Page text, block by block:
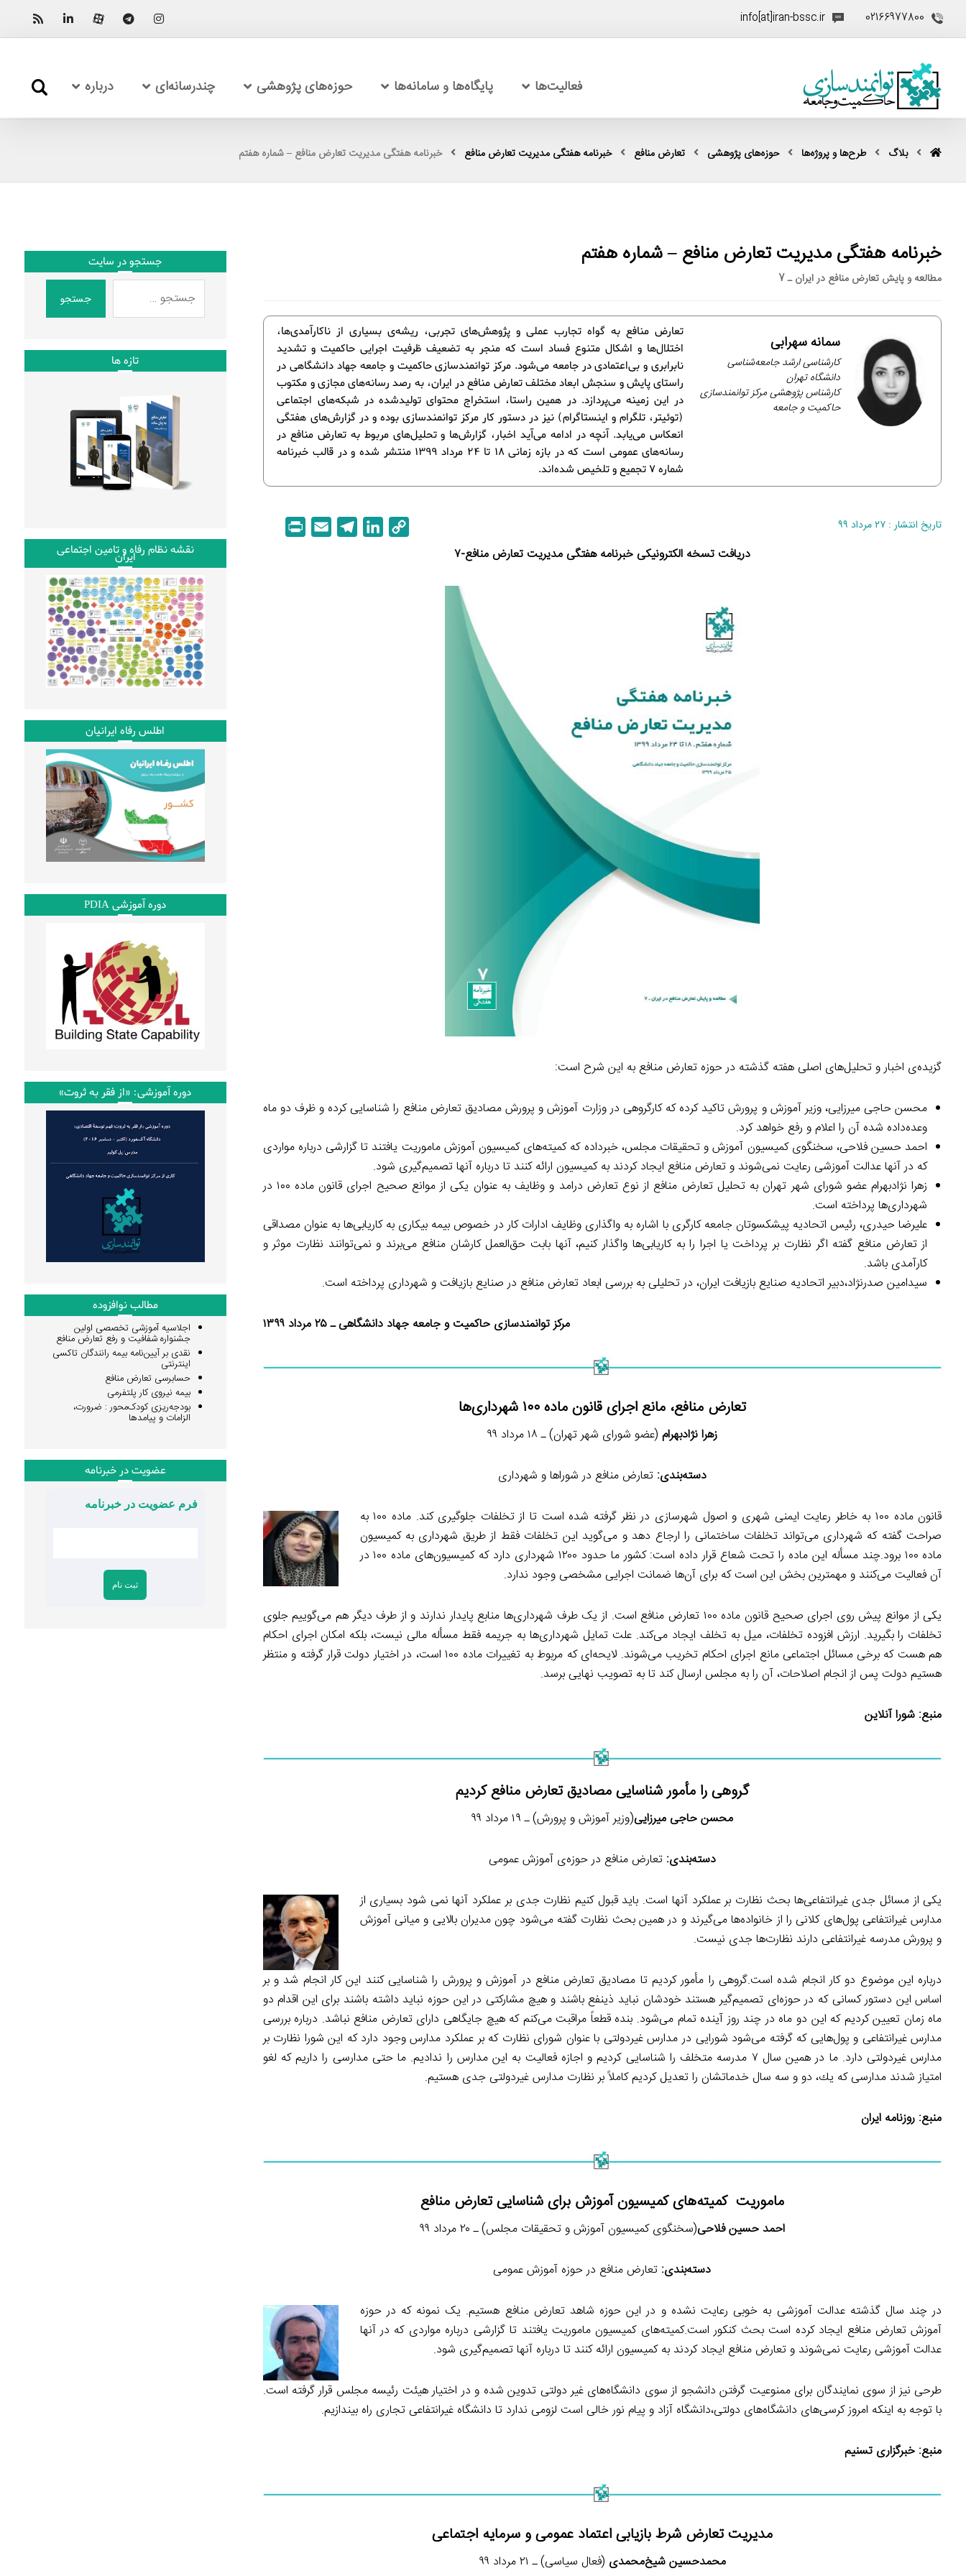
02166977800
info[at]iran-bssc.ir
فعالیت‌ها پایگاه‌ها و سامانه‌ها حوزه‌های پژوهشی چندرسانه‌ای درباره
بلاگ طرح‌ها و پروژه‌ها حوزه‌های پژوهشی تعارض منافع خبرنامه هفتگی مدیریت تعارض منافع خبرنامه هفتگی مدیریت تعارض منافع – شماره هفتم
خبرنامه هفتگی مدیریت تعارض منافع – شماره هفتم
مطالعه و پایش تعارض منافع در ایران ـ 7
تعارض منافع به گواه تجارب عملی و پژوهش‌های تجربی، ریشه‌ی بسیاری از ناکارآمدی‌ها،
اختلال‌ها و اشکال متنوع فساد است که منجر به تضعیف ظرفیت اجرایی حاکمیت و تشدید
نابرابری و بی‌اعتمادی در جامعه می‌شود. مرکز توانمندسازی حاکمیت و جامعه جهاد دانشگاهی در
راستای پایش و سنجش ابعاد مختلف تعارض منافع در ایران، به رصد رسانه‌های مجازی و مکتوب
در این زمینه می‌پردازد. در همین راستا، استخراج محتوای تولیدشده در شبکه‌های اجتماعی
(توئیتر، تلگرام و اینستاگرام) نیز در دستور کار مرکز توانمندسازی بوده و در گزارش‌های هفتگی
انعکاس می‌یابد. آنچه در ادامه می‌آید اخبار، گزارش‌ها و تحلیل‌های مربوط به تعارض منافع در
رسانه‌های عمومی است که در بازه زمانی 18 تا 24 مرداد 1399 منتشر شده و در قالب خبرنامه
شماره 7 تجمیع و تلخیص شده‌اند.
سمانه سهرابی
کارشناسی ارشد جامعه‌شناسی
دانشگاه تهران
کارشناس پژوهشی مرکز توانمندسازی
حاکمیت و جامعه
تاریخ انتشار : ۲۷ مرداد ۹۹
دریافت تسخه الکترونیکی خبرنامه هفتگی مدیریت تعارض منافع-۷
گزیده‌ی اخبار و تحلیل‌های اصلی هفته گذشته در حوزه تعارض منافع به این شرح است:
محسن حاجی میرزایی، وزیر آموزش و پرورش تاکید کرده که کارگروهی در وزارت آموزش و پرورش مصادیق تعارض منافع را شناسایی کرده و ظرف دو ماه
وعده‌داده شده آن را اعلام و رفع خواهد کرد.
احمد حسین فلاحی، سخنگوی کمیسیون آموزش و تحقیقات مجلس، خبرداده که کمیته‌های کمیسیون آموزش ماموریت یافتند تا گزارشی درباره مواردی
که در آنها عدالت آموزشی رعایت نمی‌شوند و تعارض منافع ایجاد کردند به کمیسیون ارائه کنند تا درباره آنها تصمیم‌گیری شود.
زهرا نژادبهرام عضو شورای شهر تهران به تحلیل تعارض منافع از نوع تعارض درامد و وظایف به عنوان یکی از موانع صحیح اجرای قانون ماده ۱۰۰ در
شهرداری‌ها پرداخته است.
علیرضا حیدری، رئیس اتحادیه پیشکسوتان جامعه کارگری با اشاره به واگذاری وظایف ادارات کار در خصوص بیمه بیکاری به کاریابی‌ها به عنوان مصداقی
از تعارض منافع گفته اگر نظارت بر پرداخت یا اجرا را به کاریابی‌ها واگذار کنیم، آنها بابت حق‌العمل کارشان منافع می‌برند و نمی‌توانند نظارت موثر و
کارآمدی باشد.
سیدامین صدرنژاد،دبیر اتحادیه صنایع بازیافت ایران، در تحلیلی به بررسی ابعاد تعارض منافع در صنایع بازیافت و شهرداری پرداخته است.
مرکز توانمندسازی حاکمیت و جامعه جهاد دانشگاهی ـ ۲۵ مرداد ۱۳۹۹
تعارض منافع، مانع اجرای قانون ماده ۱۰۰ شهرداری‌ها
زهرا نژادبهرام(عضو شورای شهر تهران) ـ ۱۸ مرداد ۹۹
دسته‌بندی: تعارض منافع در شوراها و شهرداری
قانون ماده ۱۰۰ به خاطر رعایت ایمنی شهری و اصول شهرسازی در نظر گرفته شده است تا از تخلفات جلوگیری کند. ماده ۱۰۰ به
صراحت گفته که شهرداری می‌تواند تخلفات ساختمانی را ارجاع دهد و می‌گوید این تخلفات فقط از طریق شهرداری به کمیسیون
ماده ۱۰۰ برود.چند مسأله این ماده را تحت شعاع قرار داده است: کشور ما حدود ۱۲۰۰ شهرداری دارد که کمیسیون‌های ماده ۱۰۰ در
آن فعالیت می‌کنند و مهمترین بخش این است که برای آن‌ها ضمانت اجرایی مشخصی وجود ندارد.
یکی از موانع پیش روی اجرای صحیح قانون ماده ۱۰۰ تعارض منافع است. از یک طرف شهرداری‌ها منابع پایدار ندارند و از طرف دیگر هم می‌گوییم جلوی
تخلفات را بگیرید. ارزش افزوده تخلفات، میل به تخلف ایجاد می‌کند. علت تمایل شهرداری‌ها به جریمه فقط مسأله مالی نیست، بلکه امکان اجرای احکام
هم هست که برخی مسائل اجتماعی مانع اجرای احکام تخریب می‌شوند. لایحه‌ای که مربوط به تغییرات ماده ۱۰۰ است، در اختیار دولت قرار گرفته و منتظر
هستیم دولت پس از انجام اصلاحات، آن را به مجلس ارسال کند تا به تصویب نهایی برسد.
منبع: شورا آنلاین
گروهی را مأمور شناسایی مصادیق تعارض منافع کردیم
محسن حاجی میرزایی(وزیر آموزش و پرورش) ـ ۱۹ مرداد ۹۹
دسته‌بندی: تعارض منافع در حوزه‌ی آموزش عمومی
یكی از مسائل جدی غیرانتفاعی‌ها بحث نظارت بر عملكرد آنها است. باید قبول كنیم نظارت جدی بر عملكرد آنها نمی شود بسیاری از
مدارس غیرانتفاعی پول‌های كلانی را از خانواده‌ها می‌گیرند و در همین بحث نظارت گفته می‌شود چون مدیران بالایی و میانی آموزش
و پرورش مدرسه غیرانتفاعی دارند نظارت‌ها جدی نیست.
درباره این موضوع دو كار انجام شده است.گروهی را مأمور كردیم تا مصادیق تعارض منافع در آموزش و پرورش را شناسایی كنند این كار انجام شد و بر
اساس این دستور كسانی كه در حوزه‌ای تصمیم‌گیر هستند خودشان نباید ذینفع باشند و هیچ مشاركتی در این حوزه نباید داشته باشند برای این اقدام دو
ماه زمان تعیین كردیم كه این دو ماه در چند روز آینده تمام می‌شود. بنده قطعاً مراقبت می‌كنم كه هیچ جایگاهی دارای تعارض منافع نباشد. درباره بررسی
مدارس غیرانتفاعی و پول‌هایی كه گرفته می‌شود شورایی در مدارس غیردولتی با عنوان شورای نظارت كه بر عملكرد مدارس وجود دارد كه این شورا نظارت بر
مدارس غیردولتی دارد. ما در همین سال ٧ مدرسه متخلف را شناسایی كردیم و اجازه فعالیت به این مدارس را ندادیم. ما حتی مدارسی را داریم كه لغو
امتیاز شدند مدارسی كه یك، دو و سه سال خدماتشان را تعدیل كردیم كاملاً بر نظارت مدارس غیردولتی جدی هستیم.
منبع: روزنامه ایران
ماموریت کمیته‌های کمیسیون آموزش برای شناسایی تعارض منافع
احمد حسین فلاحی(سخنگوی کمیسیون آموزش و تحقیقات مجلس) ـ ۲۰ مرداد ۹۹
دسته‌بندی: تعارض منافع در حوزه آموزش عمومی
در چند سال گذشته عدالت آموزشی به خوبی رعایت نشده و در این حوزه شاهد تعارض منافع هستیم. یک نمونه که در حوزه
آموزش تعارض منافع ایجاد کرده است بحث کنکور است.کمیته‌های کمیسیون ماموریت یافتند تا گزارشی درباره مواردی که در آنها
عدالت آموزشی رعایت نمی‌شوند و تعارض منافع ایجاد کردند به کمیسیون ارائه کنند تا درباره آنها تصمیم‌گیری شود.
طرحی نیز از سوی نمایندگان برای ممنوعیت گرفتن دانشجو از سوی دانشگاه‌های غیر دولتی تدوین شده و در اختیار هیئت رئیسه مجلس قرار گرفته است.
با توجه به اینکه امروز کرسی‌های دانشگاه‌های دولتی،دانشگاه آزاد و پیام نور خالی است لزومی ندارد تا دانشگاه غیرانتفاعی تجاری راه بیندازیم.
منبع: خبرگزاری تسنیم
مدیریت تعارض شرط بازیابی اعتماد عمومی و سرمایه اجتماعی
محمدحسین شیخ‌محمدی (فعال سیاسی) ـ ۲۱ مرداد ۹۹
جستجو در سایت
جستجو
تازه ها
نقشه نظام رفاه و تامین اجتماعی
ایران
اطلس رفاه ایرانیان
دوره آموزشی PDIA
دوره آموزشی: «از فقر به ثروت»
مطالب نوافزوده
اجلاسیه آموزشی تخصصی اولین
جشنواره شفافیت و رفع تعارض منافع
نقدی بر آیین‌نامه بیمه رانندگان تاکسی
اینترنتی
حسابرسی تعارض منافع
بیمه نیروی کار پلتفرمی
بودجه‌ریزی کودک‌محور : ضرورت،
الزامات و پیامدها
عضویت در خبرنامه
فرم عضویت در خبرنامه